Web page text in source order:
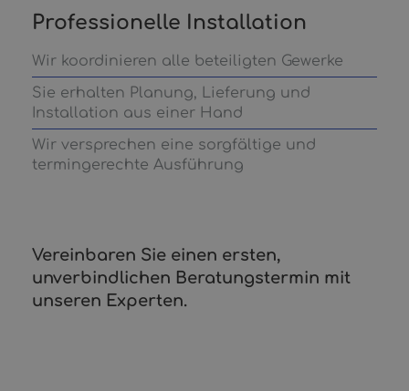
Professionelle Installation
Wir koordinieren alle beteiligten Gewerke
Sie erhalten Planung, Lieferung und
Installation aus einer Hand
Wir versprechen eine sorgfältige und
termingerechte Ausführung
Vereinbaren Sie einen ersten,
unverbindlichen Beratungstermin mit
unseren Experten.